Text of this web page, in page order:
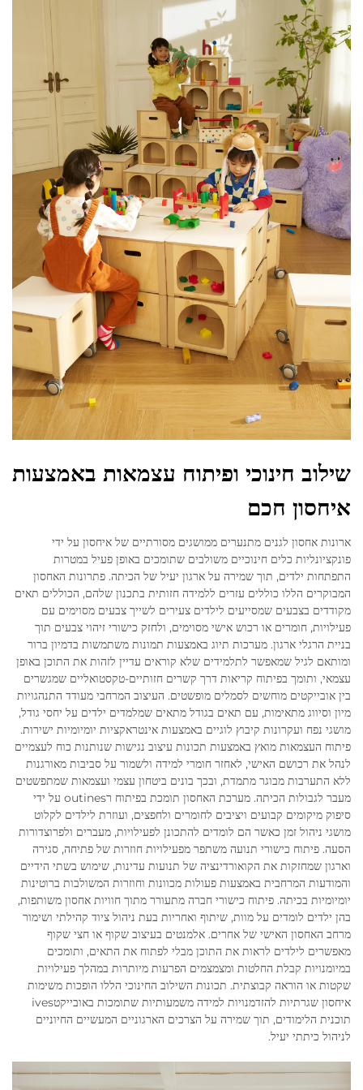
שילוב חינוכי ופיתוח עצמאות באמצעות
איחסון חכם
ארונות אחסון לגנים מתנערים ממושגים מסורתיים של איחסון על ידי
פונקציונליות כלים חינוכיים משולבים שתומכים באופן פעיל במטרות
התפתחות ילדים, תוך שמירה על ארגון יעיל של הכיתה. פתרונות האחסון
המבוקרים הללו כוללים עזרים ללמידה חזותית בתכנון שלהם, הכוללים תאים
מקודדים בצבעים שמסייעים לילדים צעירים לשייך צבעים מסוימים עם
פעילויות, חומרים או רכוש אישי מסוימים, ולחזק כישורי זיהוי צבעים תוך
בניית הרגלי ארגון. מערכות תיוג באמצעות תמונות משתמשות בדמיון ברור
ומותאם לגיל שמאפשר לתלמידים שלא קוראים עדיין לזהות את התוכן באופן
עצמאי, ותומך בפיתוח קריאות דרך קשרים חזותיים-טקסטואליים שמגשרים
בין אובייקטים מוחשים לסמלים מופשטים. העיצוב המרחבי מעודד התנהגויות
מיון וסיווג מתאימות, עם תאים בגודל מתאים שמלמדים ילדים על יחסי גודל,
מושגי נפח ועקרונות קיבוץ לוגיים באמצעות אינטראקציות יומיומיות ישירות.
פיתוח העצמאות מואץ באמצעות תכונות עיצוב נגישות שנותנות כוח לעצמיים
לנהל את רכושם האישי, לאחזר חומרי למידה ולשמור על סביבות מאורגנות
ללא התערבות מבוגר מתמדת, ובכך בונים ביטחון עצמי ועצמאות שמתפשטים
מעבר לגבולות הכיתה. מערכת האחסון תומכת בפיתוח רoutines על ידי
סיפוק מיקומים קבועים ויציבים לחומרים ולחפצים, ועוזרת לילדים לקלוט
מושגי ניהול זמן כאשר הם לומדים להתכונן לפעילויות, מעברים ולפרוצדורות
הסעה. פיתוח כישורי תנועה משתפר מפעילויות חוזרות של פתיחה, סגירה
וארגון שמחזקות את הקואורדינציה של תנועות עדינות, שימוש בשתי הידיים
והמודעות המרחבית באמצעות פעולות מכוונות וחוזרות המשולבות ברוטינות
יומיומיות בכיתה. פיתוח כישורי חברה מתעורר מתוך חוויות אחסון משותפות,
בהן ילדים לומדים על מוות, שיתוף ואחריות בעת ניהול ציוד קהילתי ושימור
מרחב האחסון האישי של אחרים. אלמנטים בעיצוב שקוף או חצי שקוף
מאפשרים לילדים לראות את התוכן מבלי לפתוח את התאים, ותומכים
במיומנויות קבלת החלטות ומצמצמים הפרעות מיותרות במהלך פעילויות
שקטות או הוראה קבוצתית. תכונות השילוב החינוכי הללו הופכות משימות
איחסון שגרתיות להזדמנויות למידה משמעותיות שתומכות באובייקטives
תוכנית הלימודים, תוך שמירה על הצרכים הארגוניים המעשיים החיוניים
לניהול כיתתי יעיל.